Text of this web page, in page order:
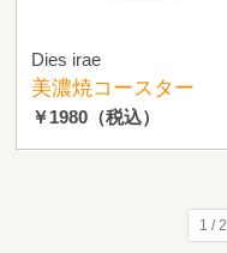
Dies irae
美濃焼コースター
￥1980 （税込）
1 / 2